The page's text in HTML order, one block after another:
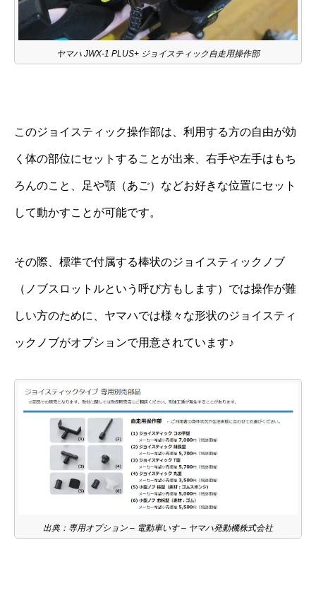
ヤマハ JWX-1 PLUS+ ジョイスティック自走用操作部
このジョイスティック操作部は、利用する方の自由が効
く体の部位にセットすることが出来、右手や左手はもち
ろんのこと、足や顎（あご）などお好きな位置にセット
して動かすことが可能です。
その際、標準で付属する棒状のジョイスティックノブ
（ノブスロットルという呼び方もします）では操作が難
しい方のために、ヤマハでは様々な形状のジョイスティ
ックノブがオプションで用意されています♪
出典：専用オプション – 電動車いす – ヤマハ発動機株式会社